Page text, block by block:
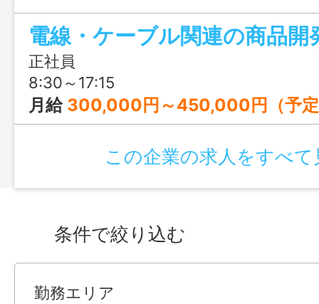
ブルワイヤーハーネス・太陽電池配線部
する行田電線株式会社は、創業100年と安
を誇ります。残業なし、土日祝休みと、
もしっかり確保できますよ。さらに、入
暇10日付与！
電線・ケーブル関連の商品開
正社員
8:30～17:15
月給 300,000円～450,000円（予定年収：
この企業の求人をすべて
条件で絞り込む
勤務エリア